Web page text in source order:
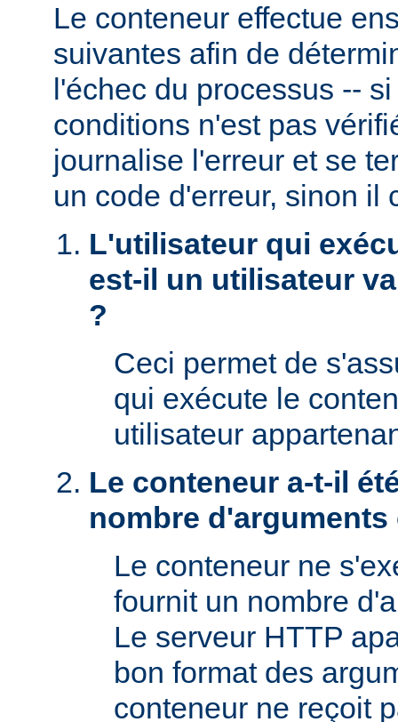
Le conteneur effectue
suivantes afin de
l'échec du processus --
conditions n'est pas
journalise l'erreur et se
un code d'erreur, sinon il
L'utilisateur qui
est-il un utilisateur
?
Ceci permet de
qui exécute le
utilisateur
Le conteneur a-t-il
nombre
Le conteneur ne
fournit un nombre
Le serveur HTTP
bon format des
conteneur ne reçoit